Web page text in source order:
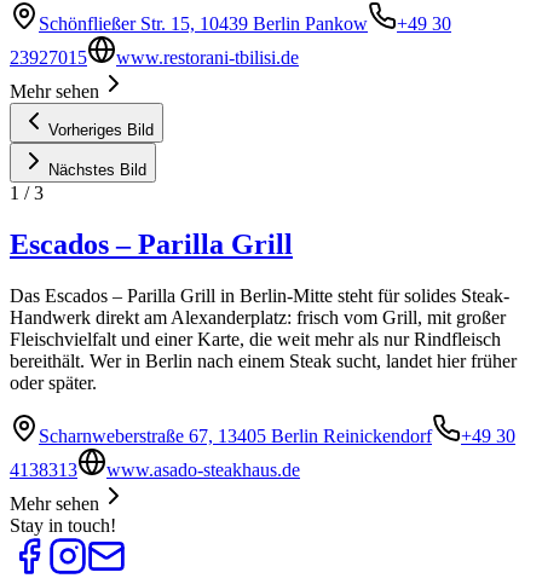
Schönfließer Str. 15, 10439 Berlin Pankow
+49 30
23927015
www.restorani-tbilisi.de
Mehr sehen
Vorheriges Bild
Nächstes Bild
1 /3
Escados – Parilla Grill
Das Escados – Parilla Grill in Berlin-Mitte steht für solides Steak-
Handwerk direkt am Alexanderplatz: frisch vom Grill, mit großer
Fleischvielfalt und einer Karte, die weit mehr als nur Rindfleisch
bereithält. Wer in Berlin nach einem Steak sucht, landet hier früher
oder später.
Scharnweberstraße 67, 13405 Berlin Reinickendorf
+49 30
4138313
www.asado-steakhaus.de
Mehr sehen
Stay in touch!